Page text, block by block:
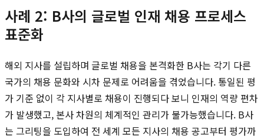
사례 2: B사의 글로벌 인재 채용 프로세스
표준화
해외 지사를 설립하며 글로벌 채용을 본격화한 B사는 각기 다른
국가의 채용 문화와 시차 문제로 어려움을 겪었습니다. 통일된 평
가 기준 없이 각 지사별로 채용이 진행되다 보니 인재의 역량 편차
가 발생했고, 본사 차원의 체계적인 관리가 불가능했습니다. B사
는 그리팅을 도입하여 전 세계 모든 지사의 채용 공고부터 평가까